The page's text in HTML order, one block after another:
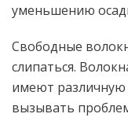
уменьшению
Свободные
слипаться.
имеют
вызывать